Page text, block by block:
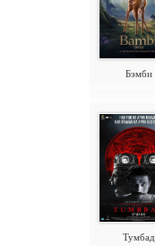
Бэмби
Тумбад